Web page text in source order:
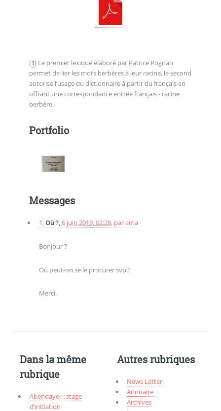
[1] Le premier lexique élaboré par Patrice Pognan
permet de lier les mots berbères à leur racine, le second
autorise l’usage du dictionnaire à partir du français en
offrant une correspondance entrée français - racine
berbère.
Portfolio
Messages
1.Où ?,6 juin 2019, 02:28, parama
Bonjour ?
Où peut-on se le procurer svp ?
Merci.
Dans la même
rubrique
Abendayer : stage
d’initiation
Autres rubriques
News Letter
Annuaire
Archives